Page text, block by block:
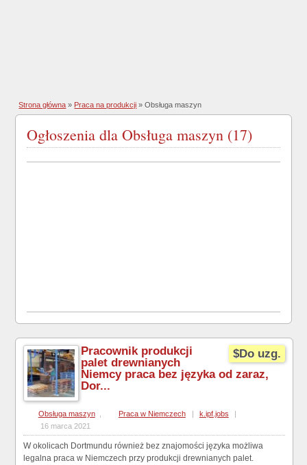
Strona główna » Praca na produkcji »Obsługa maszyn
Ogłoszenia dla Obsługa maszyn (17)
$Do uzg.
Pracownik produkcji
palet drewnianych
Niemcy praca bez języka od zaraz,
Dor...
Obsługa maszyn Praca w Niemczech | k.ipf.jobs
|
16 marca 2021
W okolicach Dortmundu również bez znajomości języka możliwa
legalna praca w Niemczech przy produkcji drewnianych palet.